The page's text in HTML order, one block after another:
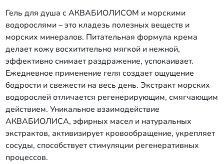
Гель для душа с АКВАБИОЛИСОМ и морскими
водорослями – это кладезь полезных веществ и
морских минералов. Питательная формула крема
делает кожу восхитительно мягкой и нежной,
эффективно снимает раздражение, успокаивает.
Ежедневное применение геля создает ощущение
бодрости и свежести на весь день. Экстракт морских
водорослей отличается регенерирующим, смягчающим
действием. Уникальное взаимодействие
АКВАБИОЛИСА, эфирных масел и натуральных
экстрактов, активизирует кровообращение, укрепляет
сосуды, способствует стимуляции регенеративных
процессов.